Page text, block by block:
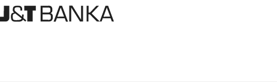
SCHVÁLEN ROZPOČET S DEFICITEM 500 MLD. KORUN